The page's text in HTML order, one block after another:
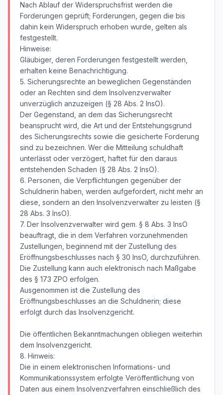
Nach Ablauf der Widerspruchsfrist werden die
Forderungen geprüft; Forderungen, gegen die bis
dahin kein Widerspruch erhoben wurde, gelten als
festgestellt.
Hinweise:
Gläubiger, deren Forderungen festgestellt werden,
erhalten keine Benachrichtigung.
5. Sicherungsrechte an beweglichen Gegenständen
oder an Rechten sind dem Insolvenzverwalter
unverzüglich anzuzeigen (§ 28 Abs. 2 InsO).
Der Gegenstand, an dem das Sicherungsrecht
beansprucht wird, die Art und der Entstehungsgrund
des Sicherungsrechts sowie die gesicherte Forderung
sind zu bezeichnen. Wer die Mitteilung schuldhaft
unterlässt oder verzögert, haftet für den daraus
entstehenden Schaden (§ 28 Abs. 2 InsO).
6. Personen, die Verpflichtungen gegenüber der
Schuldnerin haben, werden aufgefordert, nicht mehr an
diese, sondern an den Insolvenzverwalter zu leisten (§
28 Abs. 3 InsO).
7. Der Insolvenzverwalter wird gem. § 8 Abs. 3 InsO
beauftragt, die in dem Verfahren vorzunehmenden
Zustellungen, beginnend mit der Zustellung des
Eröffnungsbeschlusses nach § 30 InsO, durchzuführen.
Die Zustellung kann auch elektronisch nach Maßgabe
des § 173 ZPO erfolgen.
Ausgenommen ist die Zustellung des
Eröffnungsbeschlusses an die Schuldnerin; diese
erfolgt durch das Insolvenzgericht.
Die öffentlichen Bekanntmachungen obliegen weiterhin
dem Insolvenzgericht.
8. Hinweis:
Die in einem elektronischen Informations- und
Kommunikationssystem erfolgte Veröffentlichung von
Daten aus einem Insolvenzverfahren einschließlich des